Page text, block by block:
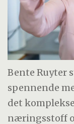
Bente Ruyter
spennende
det
næringsstoff